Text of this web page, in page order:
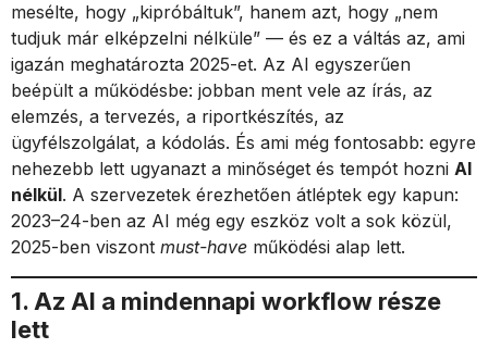
mesélte, hogy „kipróbáltuk”, hanem azt, hogy „nem
tudjuk már elképzelni nélküle” — és ez a váltás az, ami
igazán meghatározta 2025-et. Az AI egyszerűen
beépült a működésbe: jobban ment vele az írás, az
elemzés, a tervezés, a riportkészítés, az
ügyfélszolgálat, a kódolás. És ami még fontosabb: egyre
nehezebb lett ugyanazt a minőséget és tempót hozni AI
nélkül. A szervezetek érezhetően átléptek egy kapun:
2023–24-ben az AI még egy eszköz volt a sok közül,
2025-ben viszont must-have működési alap lett.
1. Az AI a mindennapi workflow része
lett